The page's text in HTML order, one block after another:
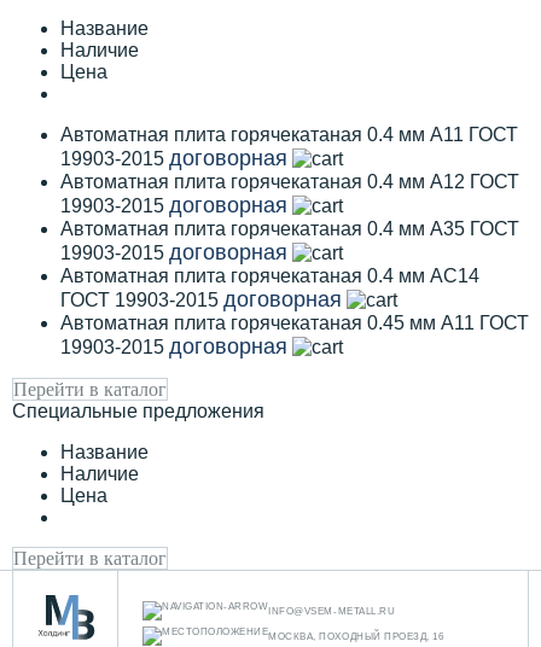
Название
Наличие
Цена
Автоматная плита горячекатаная 0.4 мм А11 ГОСТ
19903-2015 договорная
Автоматная плита горячекатаная 0.4 мм А12 ГОСТ
19903-2015 договорная
Автоматная плита горячекатаная 0.4 мм А35 ГОСТ
19903-2015 договорная
Автоматная плита горячекатаная 0.4 мм АС14
ГОСТ 19903-2015 договорная
Автоматная плита горячекатаная 0.45 мм А11 ГОСТ
19903-2015 договорная
Перейти в каталог
Специальные предложения
Название
Наличие
Цена
Перейти в каталог
INFO@VSEM-METALL.RU
МОСКВА, ПОХОДНЫЙ ПРОЕЗД, 16